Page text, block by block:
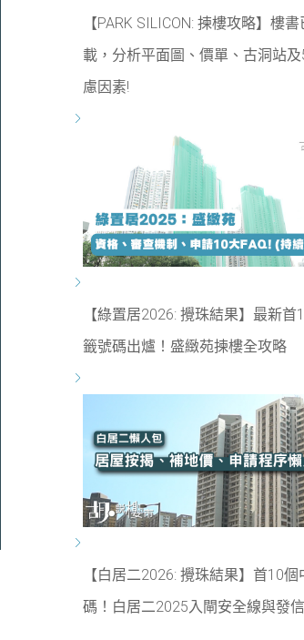
【PARK SILICON: 揀樓攻略】樓書
載，分析平面圖、價單、古洞站
慮因素!
【綠置居2026: 攪珠結果】最新首
籤號碼出爐！盛緻苑揀樓全攻略
【白居二2026: 攪珠結果】首10個
碼！白居二2025入閘安全線與發